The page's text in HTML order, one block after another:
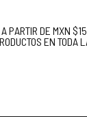
A PARTIR DE MXN
EN TODA